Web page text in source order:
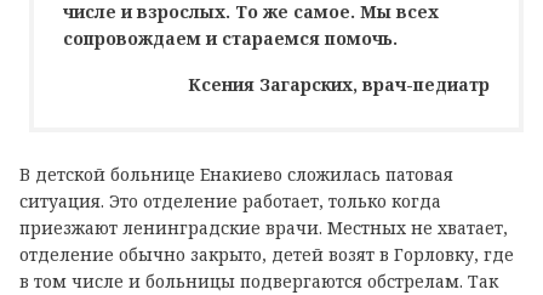
числе и взрослых. То же самое. Мы всех
сопровождаем и стараемся помочь.
Ксения Загарских, врач-педиатр
В детской больнице Енакиево сложилась патовая
ситуация. Это отделение работает, только когда
приезжают ленинградские врачи. Местных не хватает,
отделение обычно закрыто, детей возят в Горловку, где
в том числе и больницы подвергаются обстрелам. Так